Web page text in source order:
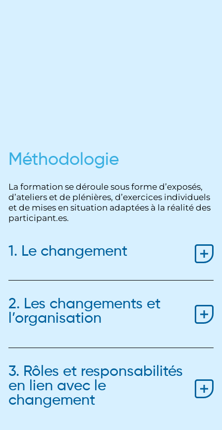
Méthodologie
La formation se déroule sous forme d’exposés,
d’ateliers et de plénières, d’exercices individuels
et de mises en situation adaptées à la réalité des
participant.es.
1. Le changement
2. Les changements et
l’organisation
3. Rôles et responsabilités
en lien avec le
changement